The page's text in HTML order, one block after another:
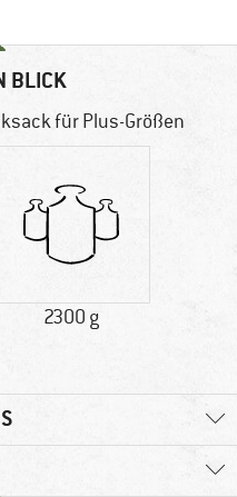
BLICK
für Plus-Größen
2300 g